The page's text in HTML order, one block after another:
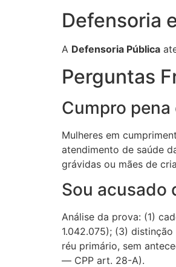
Defensoria
A Defensoria Pública
Perguntas
Cumpro
Mulheres em
atendimento de saúde
grávidas ou mães de
Sou acusado
Análise da prova: (1)
1.042.075); (3)
réu primário, sem
— CPP art. 28-A).